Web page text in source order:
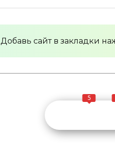
Добавь сайт в закладки
5